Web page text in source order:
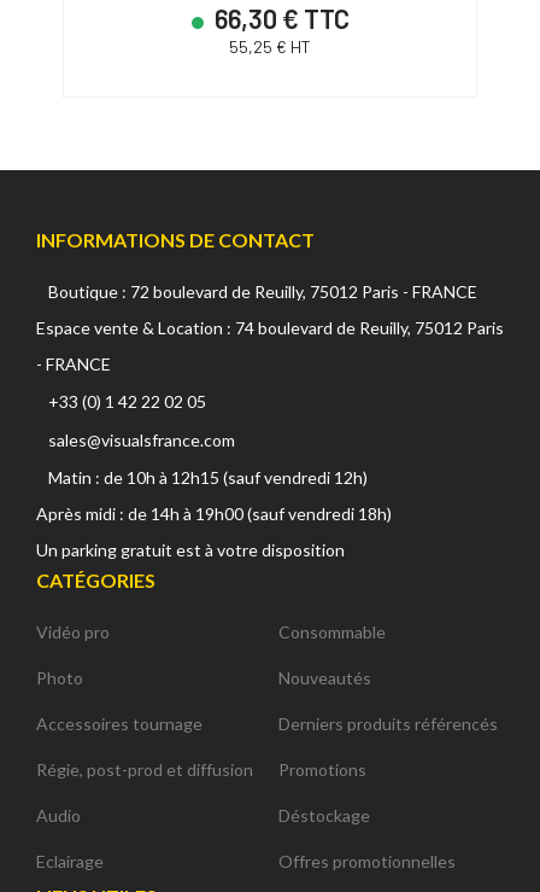
66,30 € TTC
55,25 € HT
INFORMATIONS DE CONTACT
Boutique : 72 boulevard de Reuilly, 75012 Paris - FRANCE
Espace vente & Location : 74 boulevard de Reuilly, 75012 Paris
- FRANCE
+33 (0) 1 42 22 02 05
sales@visualsfrance.com
Matin : de 10h à 12h15 (sauf vendredi 12h)
Après midi : de 14h à 19h00 (sauf vendredi 18h)
Un parking gratuit est à votre disposition
CATÉGORIES
Vidéo pro
Photo
Accessoires tournage
Régie, post-prod et diffusion
Audio
Eclairage
Consommable
Nouveautés
Derniers produits référencés
Promotions
Déstockage
Offres promotionnelles